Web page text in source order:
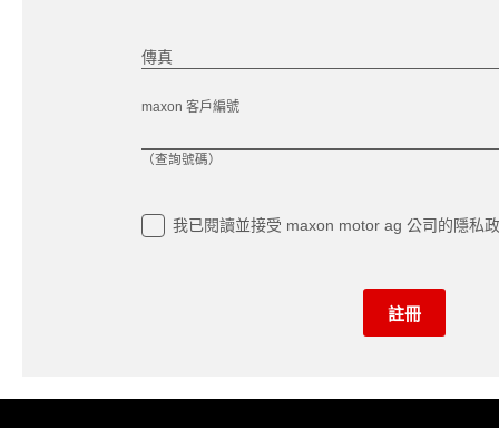
傳真
（查詢號碼）
maxon 客戶編號
我已閱讀並接受 maxon motor ag 公司的隱私
註冊